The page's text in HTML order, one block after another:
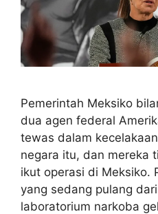
Pemerintah Meksiko
dua agen federal
tewas dalam
negara itu, dan mereka
ikut operasi di Meksiko.
yang sedang pulang
laboratorium narkoba